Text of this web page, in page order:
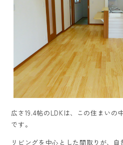
広さ19.4帖のLDKは、この住まいの
です。
リビングを中心とした間取りが、